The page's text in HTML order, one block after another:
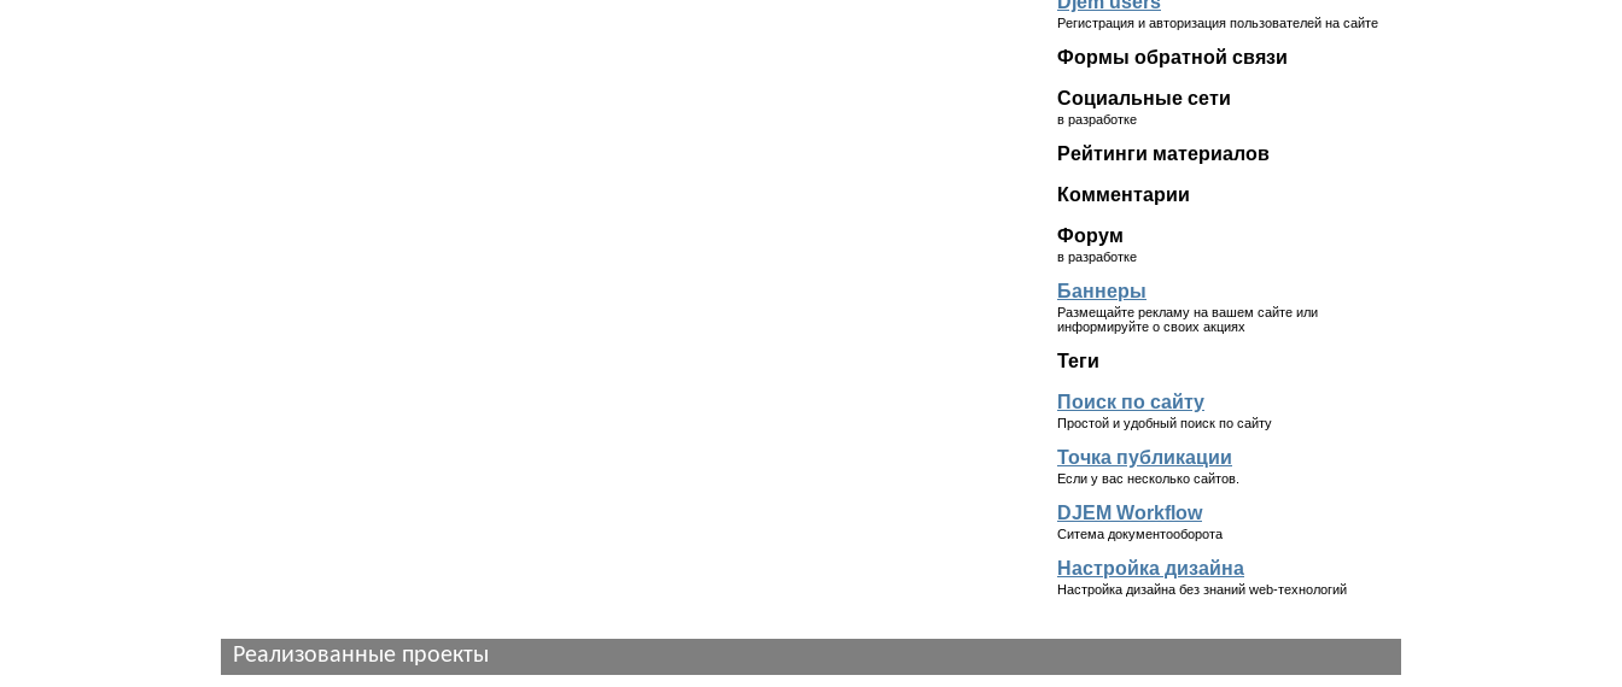
Регистрация и авторизация пользователей на сайте
Формы обратной связи
Социальные сети
в разработке
Рейтинги материалов
Комментарии
Форум
в разработке
Баннеры
Размещайте рекламу на вашем сайте или
информируйте о своих акциях
Теги
Поиск по сайту
Простой и удобный поиск по сайту
Точка публикации
Если у вас несколько сайтов.
DJEM Workflow
Ситема документооборота
Настройка дизайна
Настройка дизайна без знаний web-технологий
Реализованные проекты